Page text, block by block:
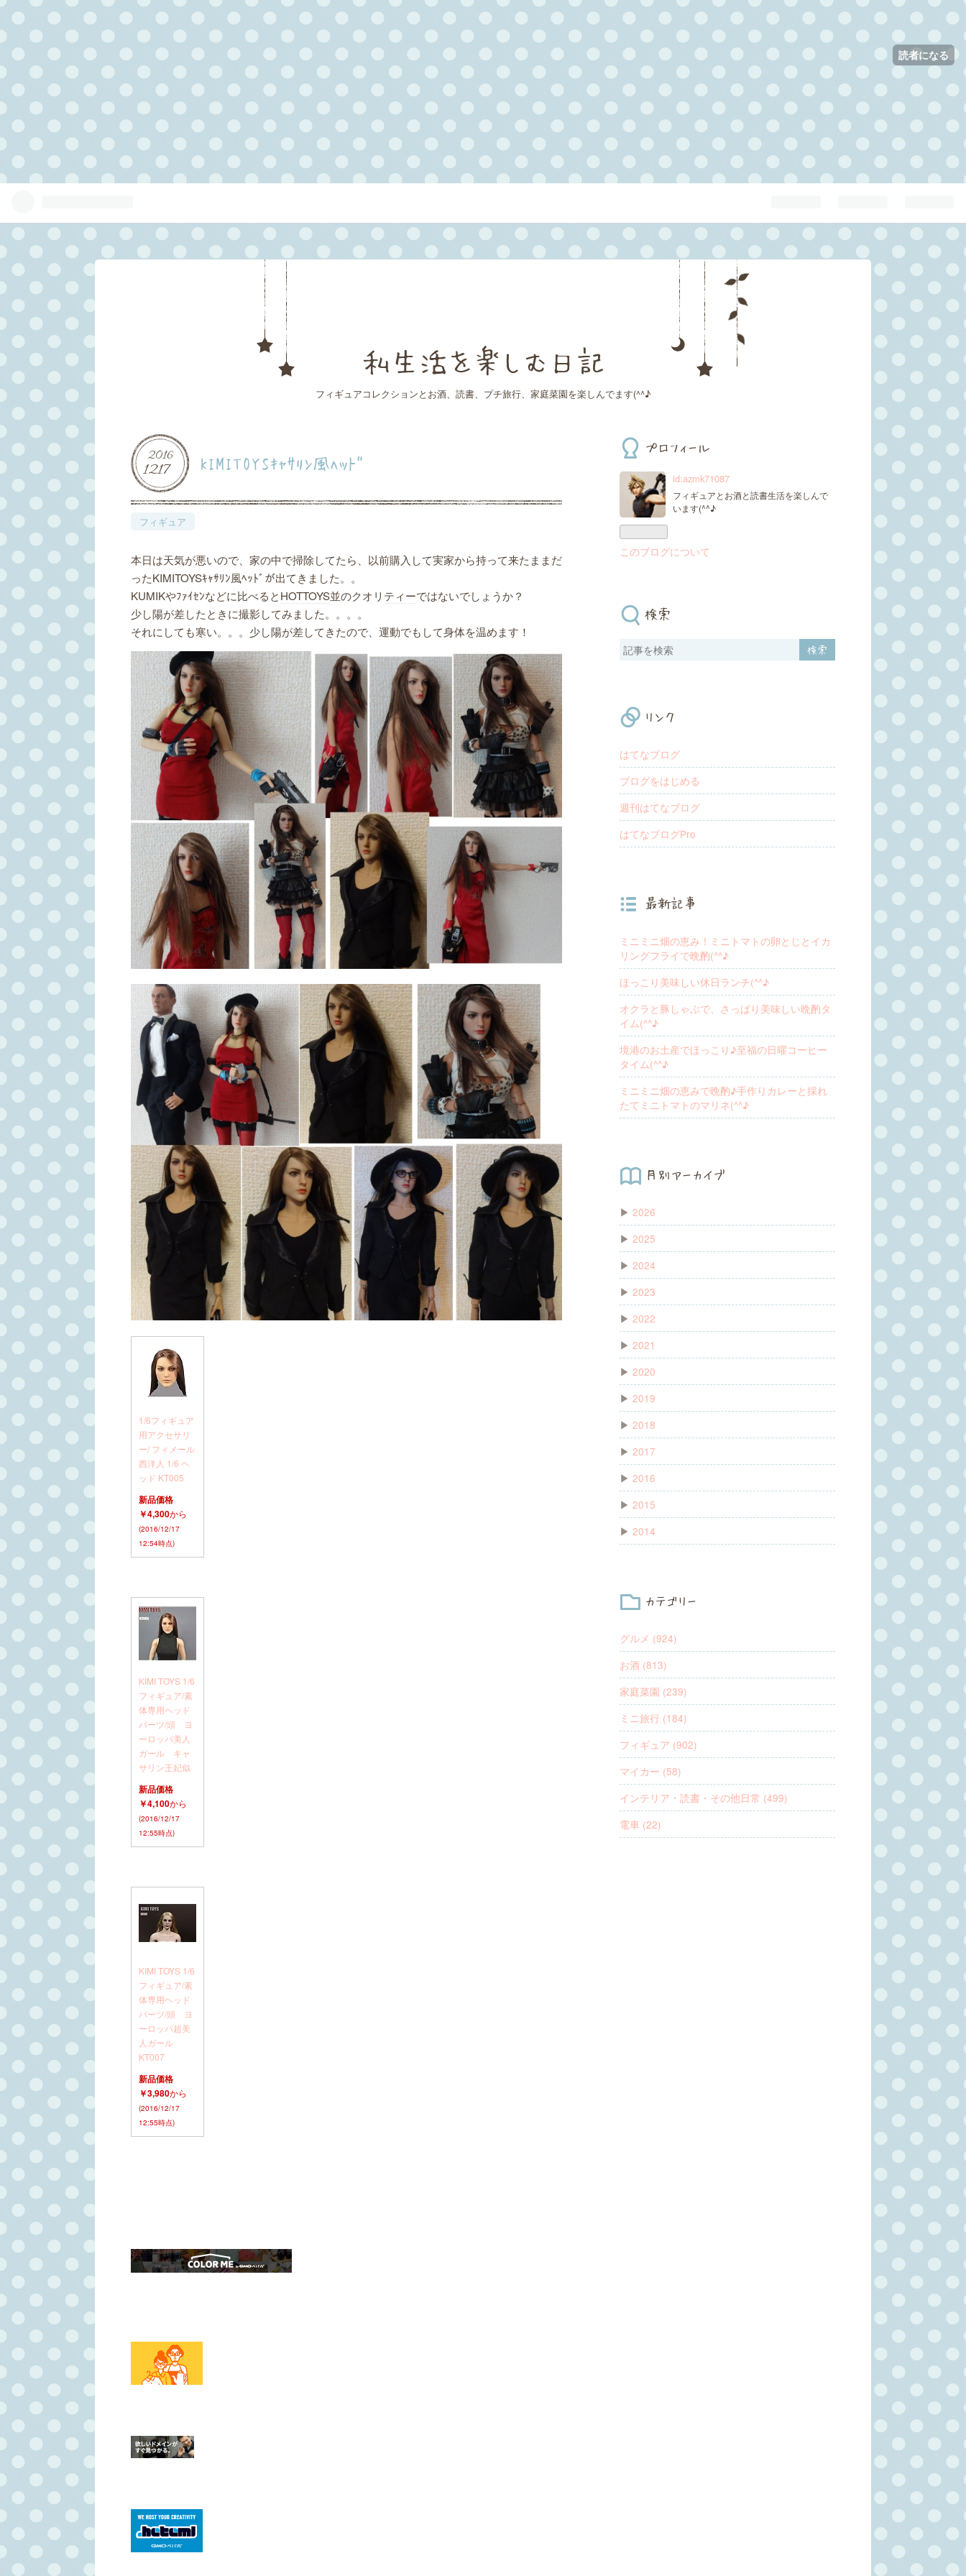
読者になる
私生活を楽しむ日記
フィギュアコレクションとお酒、読書、プチ旅行、家庭菜園を楽しんでます(^^♪
2016
1217 KIMITOYSｷｬｻﾘﾝ風ﾍｯﾄﾞ
フィギュア
本日は天気が悪いので、家の中で掃除してたら、以前購入して実家から持って来たままだ
ったKIMITOYSｷｬｻﾘﾝ風ﾍｯﾄﾞが出てきました。。
KUMIKやﾌｧｲｾﾝなどに比べるとHOTTOYS並のクオリ ティーではないでしょうか？
少し陽が差したときに撮影してみました。。。。
それにしても寒い。。。少し陽が差してきたので、運動でもして身体を温めます！
1/6フィギュア
用アクセサリ
ー/ フィメール
西洋人 1/6 ヘ
ッド KT005
新品価格
￥4,300から
(2016/12/17
12:54時点)
KIMI TOYS 1/6
フィギュア/素
体専用ヘッド
パーツ/頭 ヨ
ーロッパ美人
ガール キャ
サリン王妃似
新品価格
￥4,100から
(2016/12/17
12:55時点)
KIMI TOYS 1/6
フィギュア/素
体専用ヘッド
パーツ/頭 ヨ
ーロッパ超美
人ガール
KT007
新品価格
￥3,980から
(2016/12/17
12:55時点)
プロフィール
id:azmk71087
フィギュアとお酒と読書生活を楽しんで
います(^^♪
このブログについて
検索
リンク
はてなブログ
ブログをはじめる
週刊はてなブログ
はてなブログPro
最新記事
ミニミニ畑の恵み！ミニトマトの卵とじとイカ
リングフライで晩酌(^^♪
ほっこり美味しい休日ランチ(^^♪
オクラと豚しゃぶで、さっぱり美味しい晩酌タ
イム(^^♪
境港のお土産でほっこり♪至福の日曜コーヒー
タイム(^^♪
ミニミニ畑の恵みで晩酌♪手作りカレーと採れ
たてミニトマトのマリネ(^^♪
月別アーカイブ
▶ 2026
▶ 2025
▶ 2024
▶ 2023
▶ 2022
▶ 2021
▶ 2020
▶ 2019
▶ 2018
▶ 2017
▶ 2016
▶ 2015
▶ 2014
カテゴリー
グルメ (924)
お酒 (813)
家庭菜園 (239)
ミニ旅行 (184)
フィギュア (902)
マイカー (58)
インテリア・読書・その他日常 (499)
電車 (22)